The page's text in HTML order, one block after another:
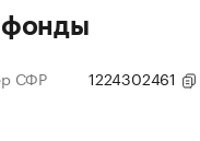
фонды
СФР 1224302461